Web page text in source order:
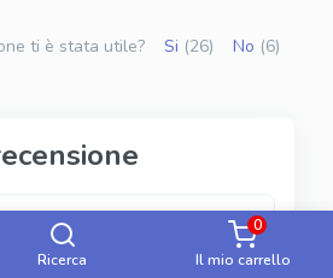
Ricerca Il mio carrello
0
ti è stata utile? Si (26) No (6)